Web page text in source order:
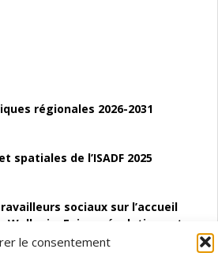
le consentement
régionales 2026-2031
spatiales de l’ISADF 2025
sociaux sur l’accueil
Wallonie. Enjeux, évolutions et